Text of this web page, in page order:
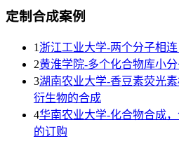
定制合成案例
1 浙江工业大学-两个分子相
2黄淮学院-多个化合物库小
3湖南农业大学-香豆素荧光
衍生物的合成
4华南农业大学-化合物合成
的订购